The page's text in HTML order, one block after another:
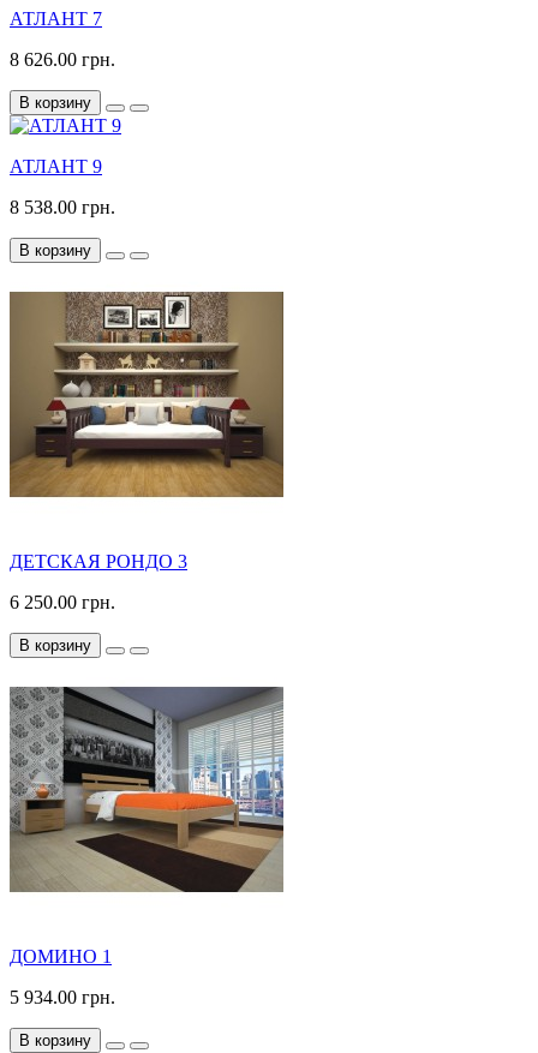
АТЛАНТ 7
8 626.00 грн.
В корзину
АТЛАНТ 9
8 538.00 грн.
В корзину
ДЕТСКАЯ РОНДО 3
6 250.00 грн.
В корзину
ДОМИНО 1
5 934.00 грн.
В корзину